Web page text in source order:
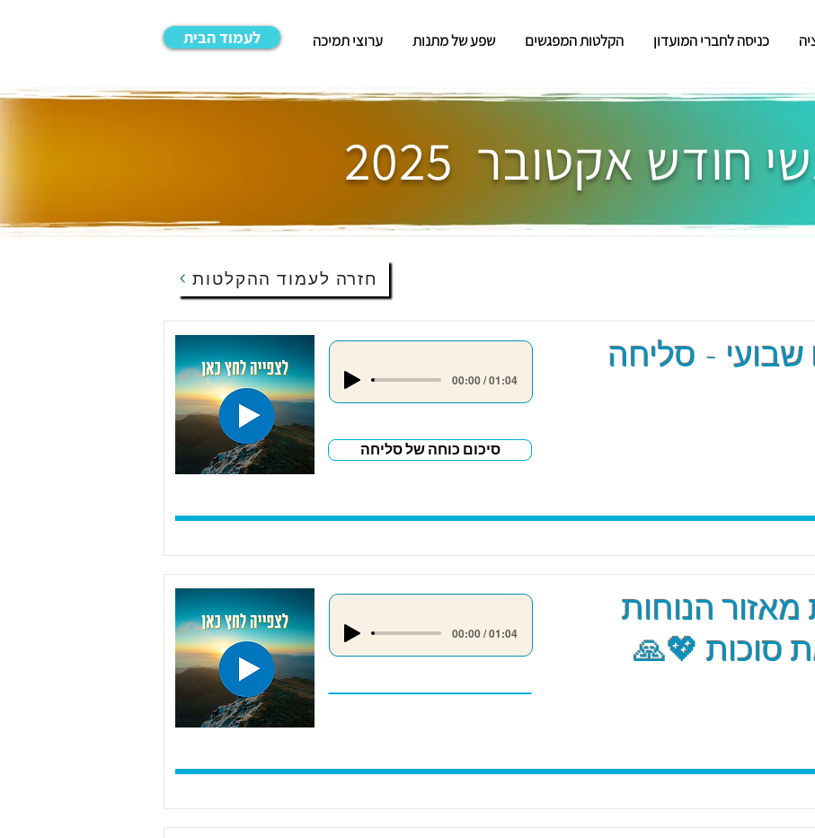
לעמוד הבית כניסה לחברי המועדון הקלטות המפגשים שפע של מתנות ערוצי תמיכה
חודש אקטובר 2025
חזרה לעמוד ההקלטות
00:00 / 01:04
סיכום כוחה של סליחה
שבועי - סליחה
00:00 / 01:04
הנוחות
סוכות 💖🙏